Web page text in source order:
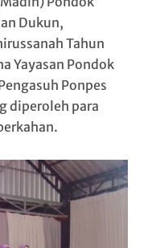
Dukun,
Tahun
Yayasan Pondok
Ponpes
diperoleh para